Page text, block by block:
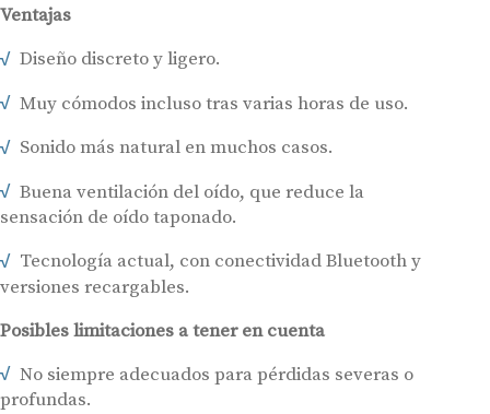
Ventajas
Diseño discreto y ligero.
Muy cómodos incluso tras varias horas de uso.
Sonido más natural en muchos casos.
Buena ventilación del oído, que reduce la
sensación de oído taponado.
Tecnología actual, con conectividad Bluetooth y
versiones recargables.
Posibles limitaciones a tener en cuenta
No siempre adecuados para pérdidas severas o
profundas.